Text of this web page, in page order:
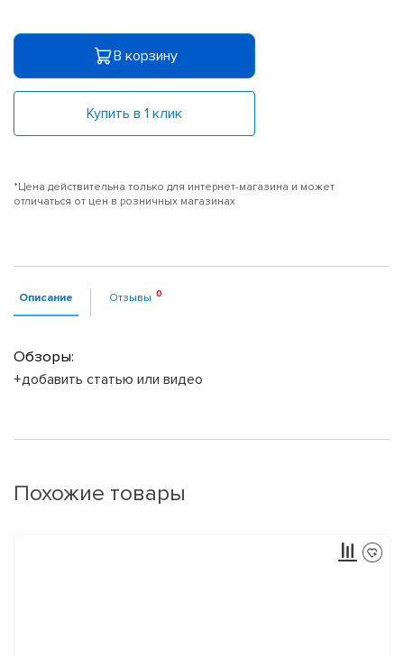
В корзину
Купить в 1 клик
*Цена действительна только для интернет-магазина и может
отличаться от цен в розничных магазинах
Описание Отзывы
Обзоры:
+добавить статью или видео
Похожие товары